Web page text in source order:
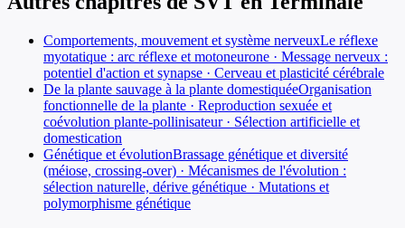
Comportements, mouvement et système nerveuxLe réflexe
myotatique : arc réflexe et motoneurone · Message nerveux :
potentiel d'action et synapse · Cerveau et plasticité cérébrale
De la plante sauvage à la plante domestiquéeOrganisation
fonctionnelle de la plante · Reproduction sexuée et
coévolution plante-pollinisateur · Sélection artificielle et
domestication
Génétique et évolutionBrassage génétique et diversité
(méiose, crossing-over) · Mécanismes de l'évolution :
sélection naturelle, dérive génétique · Mutations et
polymorphisme génétique